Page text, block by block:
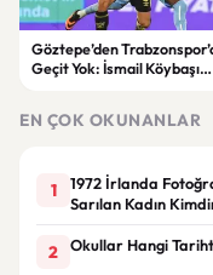
Göztepe’den
Geçit Yok: İsmail Köybaşı
EN ÇOK OKUNANLAR
1
1972 İrlanda
Sarılan Kadın
2 Okullar Hangi